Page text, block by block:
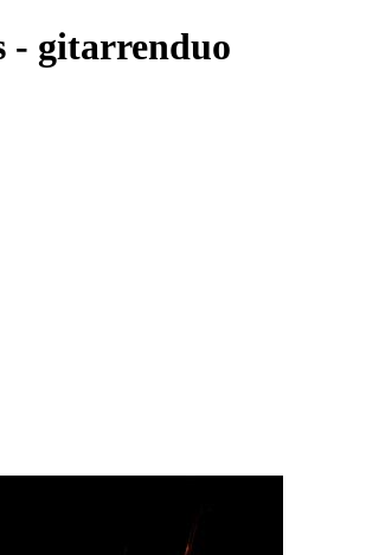
- gitarrenduo